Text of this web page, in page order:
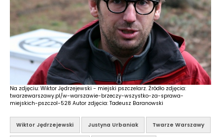
Na zdjęciu: Wiktor Jędrzejewski - miejski pszczelarz. Źródło zdjęcia:
twarzewarszawy.pl/w-warszawie-brzeczy-wszystko-za-sprawa-
miejskich-pszczol-528 Autor zdjęcia: Tadeusz Baranowski
Wiktor Jędrzejewski Justyna Urbaniak Twarze Warszawy